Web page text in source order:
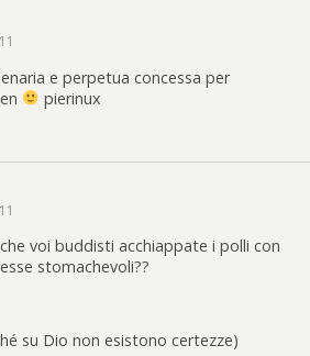
e perpetua concessa per
pierinux
voi buddisti acchiappate i polli con
stomachevoli??
su Dio non esistono certezze)